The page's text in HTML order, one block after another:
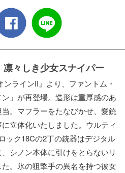
々しき少女スナイパー
ラインII』より、ファントム・
」が再登場。造形は重厚感のあ
。マフラーをたなびかせ、愛銃
立体化いたしました。ウルティ
ック18Cの2丁の銃器はデジタル
シノン本体に引けをとらないリ
。氷の狙撃手の異名を持つ彼女